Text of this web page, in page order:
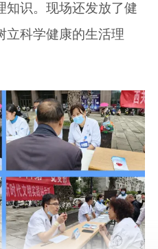
知识。现场还发放了健
立科学健康的生活理